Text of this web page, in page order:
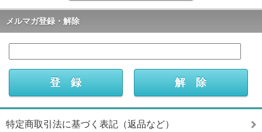
メルマガ登録・解除
特定商取引法に基づく表記（返品など）